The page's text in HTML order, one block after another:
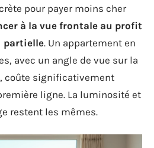
pour payer moins cher
à la vue frontale au profit
partielle. Un appartement en
avec un angle de vue sur la
coûte significativement
ligne. La luminosité et
restent les mêmes.